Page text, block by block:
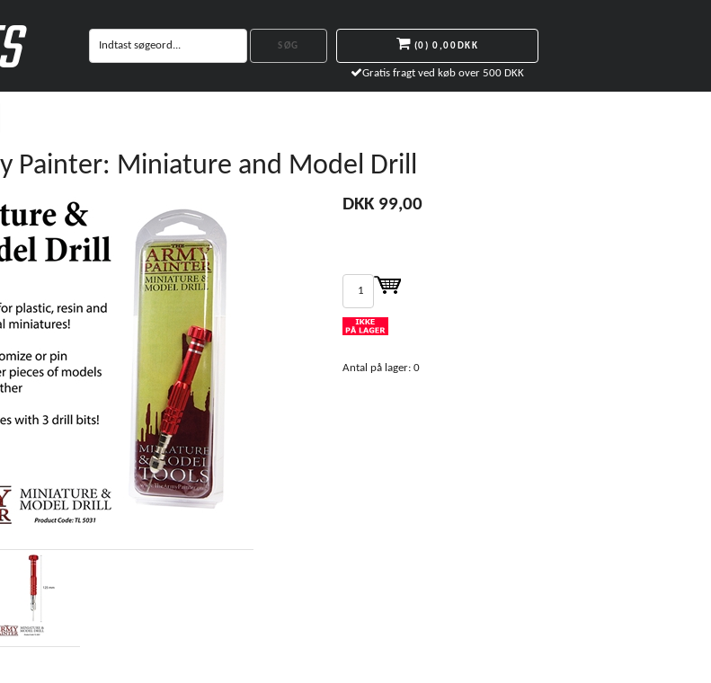
(0)0,00DKK
Gratis fragt ved køb over 500 DKK
Painter: Miniature and Model Drill
DKK 99,00
Antal på lager: 0